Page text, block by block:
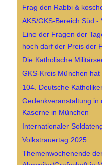
Frag den Rabbi &
AKS/GKS-Bereich Süd
Eine der Fragen der
hoch darf der Preis der
Die Katholische
GKS-Kreis München
104. Deutsche
Gedenkveranstaltung
Kaserne in München
Internationaler
Volkstrauertag 2025
Themenwochenende